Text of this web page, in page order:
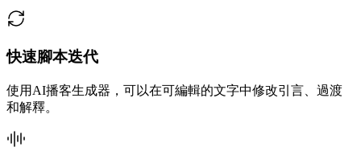
快速腳本迭代
使用AI播客生成器，可以在可編輯的文字中修改引言、過渡
和解釋。